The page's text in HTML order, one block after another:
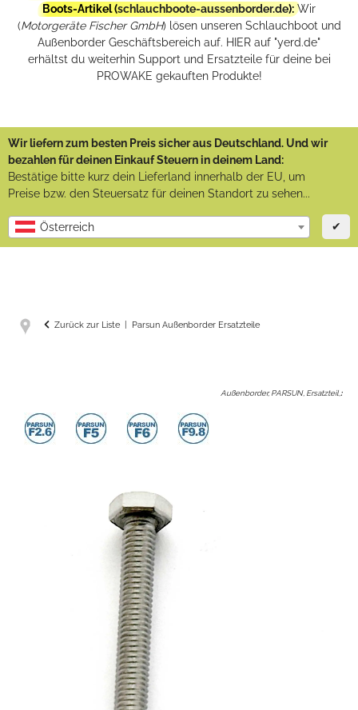
Boots-Artikel (schlauchboote-aussenborder.de): Wir
(Motorgeräte Fischer GmbH) lösen unseren Schlauchboot und
Außenborder Geschäftsbereich auf. HIER auf "yerd.de"
erhältst du weiterhin Support und Ersatzteile für deine bei
PROWAKE gekauften Produkte!
Wir liefern zum besten Preis sicher aus Deutschland. Und wir
bezahlen für deinen Einkauf Steuern in deinem Land:
Bestätige bitte kurz dein Lieferland innerhalb der EU, um
Preise bzw. den Steuersatz für deinen Standort zu sehen...
Österreich ✔
Zurück zur Liste Parsun Außenborder Ersatzteile
Außenborder, PARSUN, Ersatzteil, :